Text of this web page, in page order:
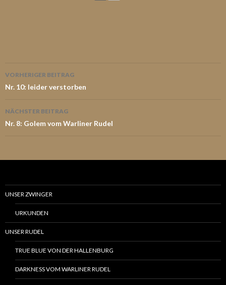
Beitrags-
Navigation
VORHERIGER BEITRAG
Nr. 10: leider verstorben
NÄCHSTER BEITRAG
Nr. 8: Golem vom Warliner Rudel
UNSER ZWINGER
URKUNDEN
UNSER RUDEL
TRUE BLUE VON DER HALLENBURG
DARKNESS VOM WARLINER RUDEL